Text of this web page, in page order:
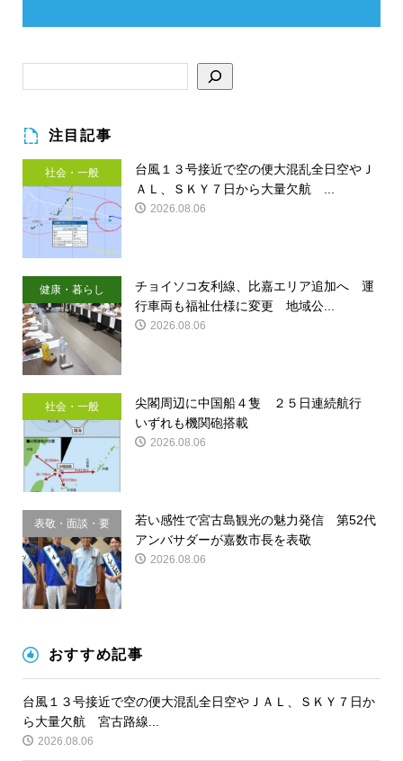
注目記事
社会・一般
台風１３号接近で空の便大混乱全日空やＪ
ＡＬ、ＳＫＹ７日から大量欠航 ...
2026.08.06
健康・暮らし
チョイソコ友利線、比嘉エリア追加へ 運
行車両も福祉仕様に変更 地域公...
2026.08.06
社会・一般
尖閣周辺に中国船４隻 ２５日連続航行
いずれも機関砲搭載
2026.08.06
表敬・面談・要
請
若い感性で宮古島観光の魅力発信 第52代
アンバサダーが嘉数市長を表敬
2026.08.06
おすすめ記事
台風１３号接近で空の便大混乱全日空やＪＡＬ、ＳＫＹ７日か
ら大量欠航 宮古路線...
2026.08.06